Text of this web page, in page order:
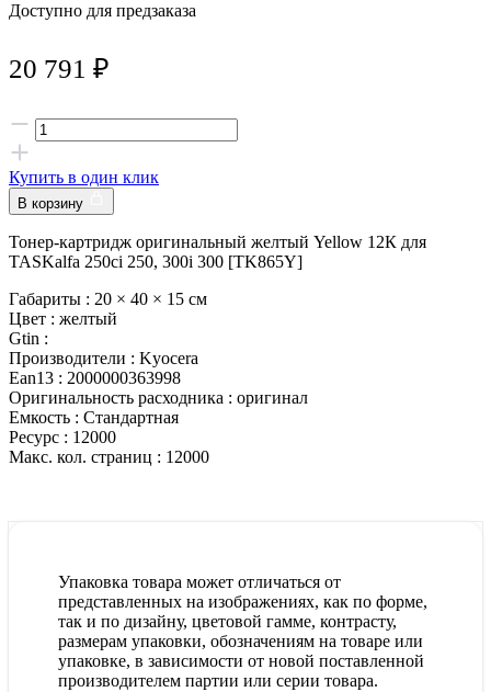
Доступно для предзаказа
20 791 ₽
Купить в один клик
В корзину
Тонер-картридж оригинальный желтый Yellow 12К для
TASKalfa 250ci 250, 300i 300 [TK865Y]
Габариты : 20 × 40 × 15 см
Цвет : желтый
Gtin :
Производители : Kyocera
Ean13 : 2000000363998
Оригинальность расходника : оригинал
Емкость : Стандартная
Ресурс : 12000
Макс. кол. страниц : 12000
Упаковка товара может отличаться от
представленных на изображениях, как по форме,
так и по дизайну, цветовой гамме, контрасту,
размерам упаковки, обозначениям на товаре или
упаковке, в зависимости от новой поставленной
производителем партии или серии товара.